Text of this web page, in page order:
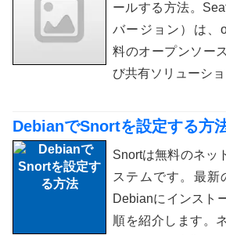
ールする方法。
バージョン）は、
料のオープンソー
び共有ソリューショ
DebianでSnortを設定する方
Snortは無料のネッ
ステムです。最新
Debianにインスト
順を紹介します。